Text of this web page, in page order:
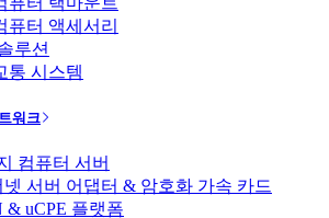
퓨터 액세서리
루션
통 시스템
워크
컴퓨터 서버
서버 어댑터 & 암호화 가속 카드
& uCPE 플랫폼